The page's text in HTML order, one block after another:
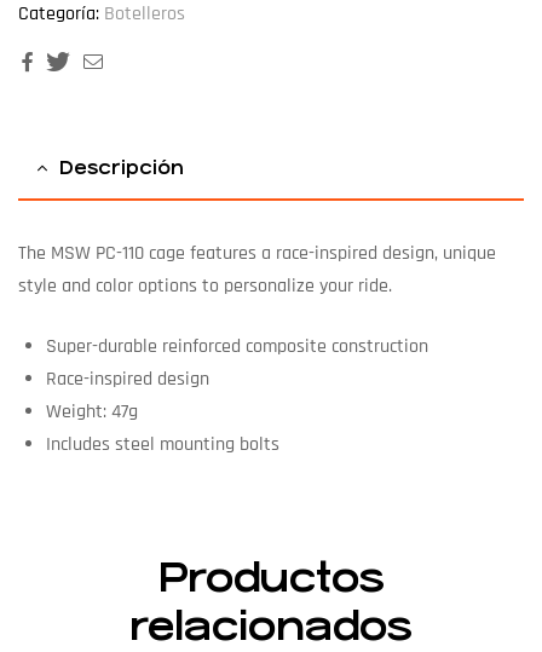
Categoría: Botelleros
FacebookTwitter
Descripción
The MSW PC-110 cage features a race-inspired design, unique
style and color options to personalize your ride.
Super-durable reinforced composite construction
Race-inspired design
Weight: 47g
Includes steel mounting bolts
Productos
relacionados